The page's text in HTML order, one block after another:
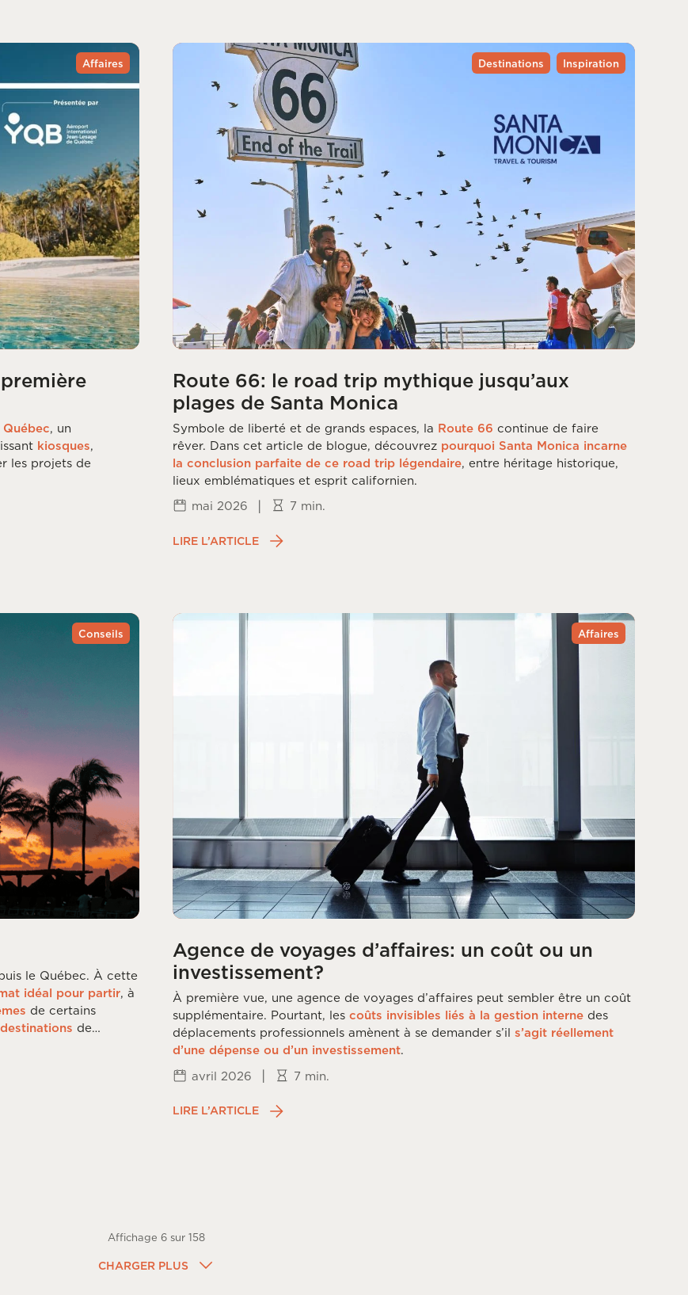
Affaires
, un
kiosques,
les projets de
Destinations Inspiration
Route 66: le road trip mythique jusqu’aux
plages de Santa Monica
Symbole de liberté et de grands espaces, la Route 66 continue de faire
rêver. Dans cet article de blogue, découvrez pourquoi Santa Monica incarne
la conclusion parfaite de ce road trip légendaire, entre héritage historique,
lieux emblématiques et esprit californien.
mai 2026
| 7 min.
LIRE L’ARTICLE
Conseils
le Québec. À cette
idéal pour partir, à
de certains
de
Affaires
Agence de voyages d’affaires: un coût ou un
investissement?
À première vue, une agence de voyages d’affaires peut sembler être un coût
supplémentaire. Pourtant, les coûts invisibles liés à la gestion interne des
déplacements professionnels amènent à se demander s’il s’agit réellement
d’une dépense ou d’un investissement.
avril 2026
| 7 min.
LIRE L’ARTICLE
Affichage 6sur 158
CHARGER PLUS